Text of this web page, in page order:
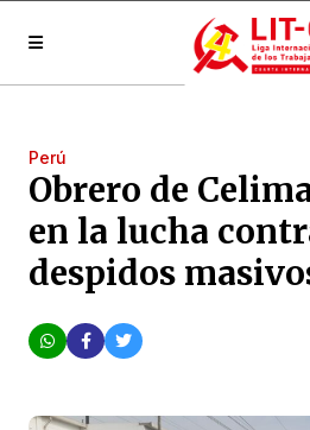
Perú
Obrero de
en la lucha
despidos